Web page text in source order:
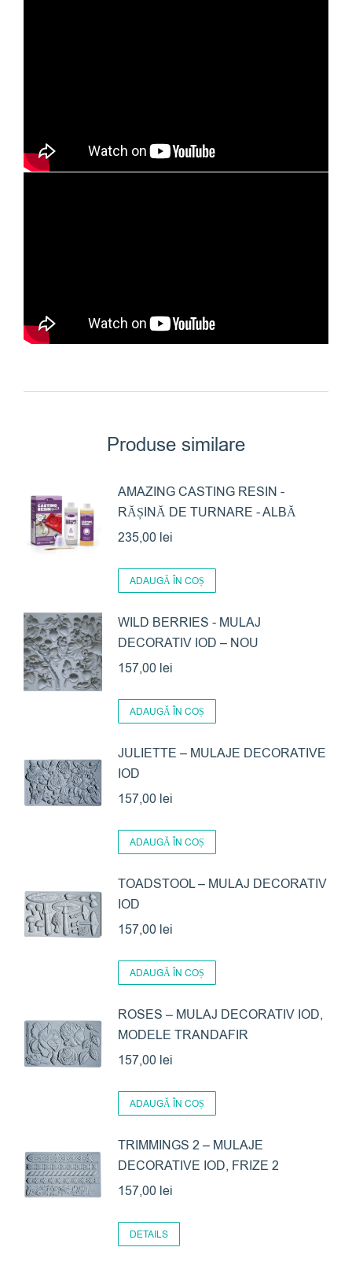
Produse similare
AMAZING CASTING RESIN -
RĂȘINĂ DE TURNARE - ALBĂ
235,00 lei
ADAUGĂ ÎN COȘ
WILD BERRIES - MULAJ
DECORATIV IOD – NOU
157,00 lei
ADAUGĂ ÎN COȘ
JULIETTE – MULAJE DECORATIVE
IOD
157,00 lei
ADAUGĂ ÎN COȘ
TOADSTOOL – MULAJ DECORATIV
IOD
157,00 lei
ADAUGĂ ÎN COȘ
ROSES – MULAJ DECORATIV IOD,
MODELE TRANDAFIR
157,00 lei
ADAUGĂ ÎN COȘ
TRIMMINGS 2 – MULAJE
DECORATIVE IOD, FRIZE 2
157,00 lei
DETAILS